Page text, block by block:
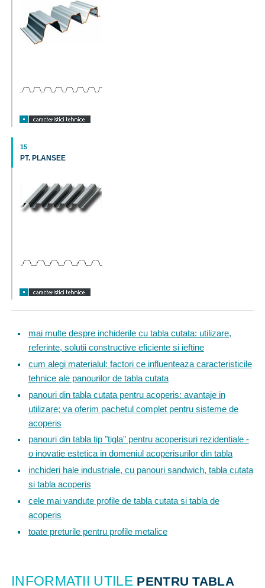
15
PT. PLANSEE
mai multe despre inchiderile cu tabla cutata: utilizare,
referinte, solutii constructive eficiente si ieftine
cum alegi materialul: factori ce influenteaza caracteristicile
tehnice ale panourilor de tabla cutata
panouri din tabla cutata pentru acoperis: avantaje in
utilizare; va oferim pachetul complet pentru sisteme de
acoperis
panouri din tabla tip "tigla" pentru acoperisuri rezidentiale -
o inovatie estetica in domeniul acoperisurilor din tabla
inchideri hale industriale, cu panouri sandwich, tabla cutata
si tabla acoperis
cele mai vandute profile de tabla cutata si tabla de
acoperis
toate preturile pentru profile metalice
INFORMATII UTILE PENTRU TABLA